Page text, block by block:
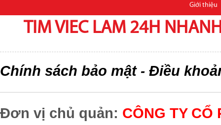
Giới thiệu
TIM VIEC LAM 24H
Chính sách bảo mật- Điều
Đơn vị chủ quản: CÔNG TY CỔ